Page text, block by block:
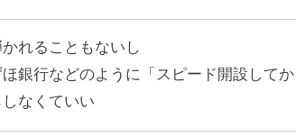
れることもないし
銀行などのように「スピード開設してか
なくていい